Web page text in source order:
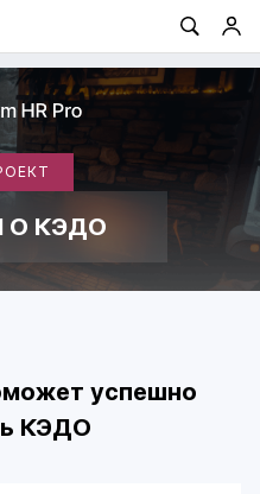
О КЭДО
успешно
КЭДО